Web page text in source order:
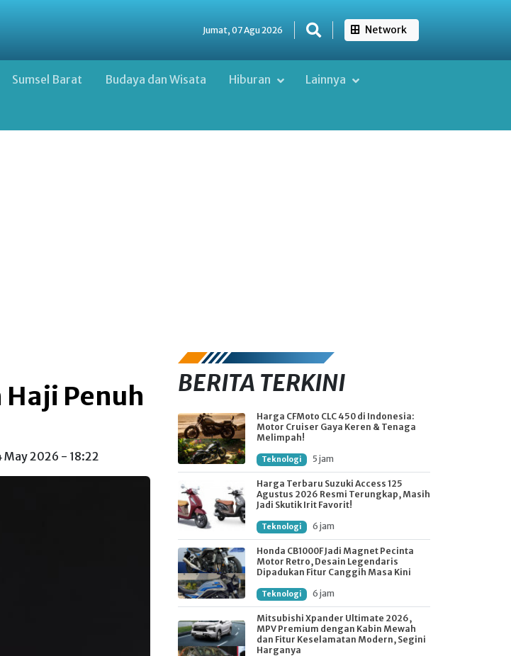
Jumat, 07 Agu 2026 Network
Sumsel Barat Budaya dan Wisata Hiburan Lainnya
Penuh
May 2026 - 18:22
BERITA TERKINI
Harga CFMoto CLC 450 di Indonesia:
Motor Cruiser Gaya Keren & Tenaga
Melimpah!
Teknologi 5 jam
Harga Terbaru Suzuki Access 125
Agustus 2026 Resmi Terungkap, Masih
Jadi Skutik Irit Favorit!
Teknologi 6 jam
Honda CB1000F Jadi Magnet Pecinta
Motor Retro, Desain Legendaris
Dipadukan Fitur Canggih Masa Kini
Teknologi 6 jam
Mitsubishi Xpander Ultimate 2026,
MPV Premium dengan Kabin Mewah
dan Fitur Keselamatan Modern, Segini
Harganya